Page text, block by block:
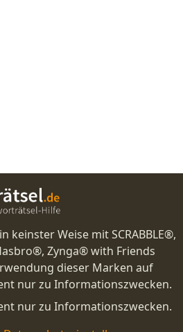
keinster Weise mit SCRABBLE®,
Zynga® with Friends
dieser Marken auf
nur zu Informationszwecken.
nur zu Informationszwecken.